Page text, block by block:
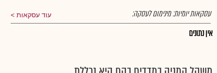
עוד עסקאות עסקאות יומיות:מינימום לעסקה:
אין נתונים